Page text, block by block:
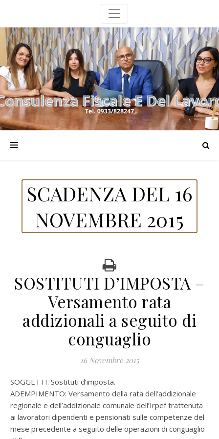
SCADENZA DEL 16
NOVEMBRE 2015
SOSTITUTI D’IMPOSTA –
Versamento rata
addizionali a seguito di
conguaglio
16 Novembre 2015
SOGGETTI: Sostituti d’imposta.
ADEMPIMENTO: Versamento della rata dell’addizionale
regionale e dell’addizionale comunale dell’Irpef trattenuta
ai lavoratori dipendenti e pensionati sulle competenze del
mese precedente a seguito delle operazioni di conguaglio